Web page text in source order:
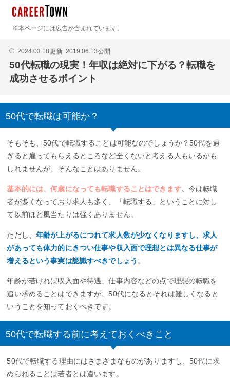
※本ページには広告が含まれています。
🕒 2024.03.18更新 2019.06.13公開
50代転職の現実！年収は絶対に下がる？転職を
成功させるポイント
50代で転職は可能か？
そもそも、50代で転職することは可能なのでしょうか？50代を過
ぎると雇ってもらえるところなど全くないと考える人もいるかも
しれませんが、そんなことはありません。
基本的には、何歳になっても転職することはできます。今は転職
者が多くなっており求人も多く、「転職する」ということに対し
て以前ほど風当たりは強くありません。
ただし、年齢が上がるにつれて求人数が少なくなりますし、求人
があっても体力的にきつい仕事や収入面で理想とは異なる仕事が
増えるという事実は認識すべきでしょう 。
年齢が若ければ収入面や待遇、仕事内容などの点で理想の転職を
追い求めることはできますが、50代になるとそれは難しくなると
いうことを知っておくべきです。
50代で転職する前に考えておくべきこと
50代で転職する理由にはさまざまなものがありますし、50代に求
められることは若者とは違います。